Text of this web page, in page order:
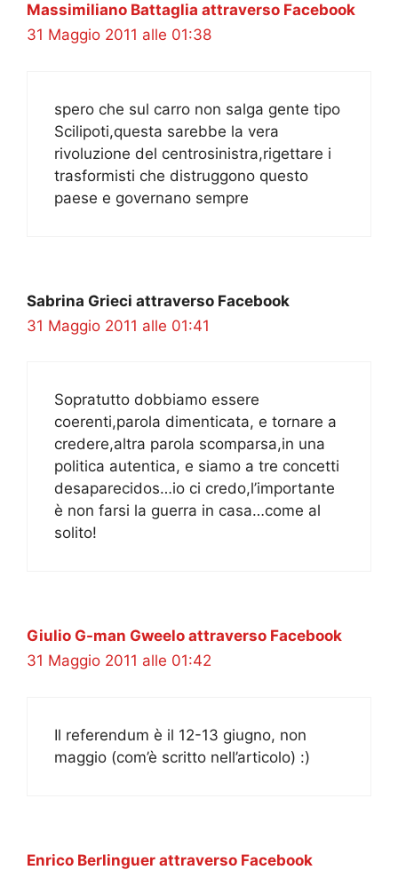
Massimiliano Battaglia attraverso Facebook
31 Maggio 2011 alle 01:38
spero che sul carro non salga gente tipo
Scilipoti,questa sarebbe la vera
rivoluzione del centrosinistra,rigettare i
trasformisti che distruggono questo
paese e governano sempre
Sabrina Grieci attraverso Facebook
31 Maggio 2011 alle 01:41
Sopratutto dobbiamo essere
coerenti,parola dimenticata, e tornare a
credere,altra parola scomparsa,in una
politica autentica, e siamo a tre concetti
desaparecidos…io ci credo,l’importante
è non farsi la guerra in casa…come al
solito!
Giulio G-man Gweelo attraverso Facebook
31 Maggio 2011 alle 01:42
Il referendum è il 12-13 giugno, non
maggio (com’è scritto nell’articolo) :)
Enrico Berlinguer attraverso Facebook